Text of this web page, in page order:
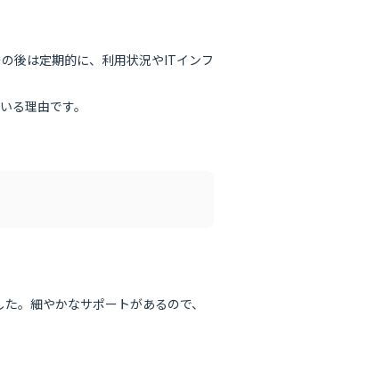
後は定期的に、利用状況やITインフ
る理由です。
。細やかなサポートがあるので、